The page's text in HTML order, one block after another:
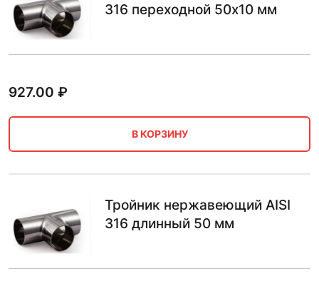
316 переходной 50х10 мм
927.00 ₽
В КОРЗИНУ
Тройник нержавеющий AISI
316 длинный 50 мм